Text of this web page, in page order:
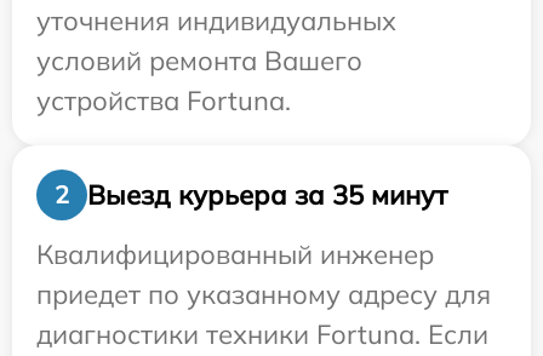
уточнения индивидуальных
условий ремонта Вашего
устройства Fortuna.
2
Выезд курьера за 35 минут
Квалифицированный инженер
приедет по указанному адресу для
диагностики техники Fortuna. Если